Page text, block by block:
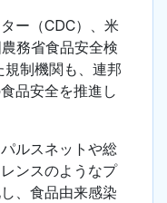
ー（CDC）、米
務省食品安全検
制機関も、連邦
品安全を推進し
ルスネットや総
ンスのようなプ
、食品由来感染